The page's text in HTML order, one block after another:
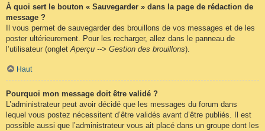
À quoi sert le bouton « Sauvegarder » dans la page de rédaction de
message ?
Il vous permet de sauvegarder des brouillons de vos messages et de les
poster ultérieurement. Pour les recharger, allez dans le panneau de
l’utilisateur (ongletAperçu --> Gestion des brouillons).
Haut
Pourquoi mon message doit être validé ?
L’administrateur peut avoir décidé que les messages du forum dans
lequel vous postez nécessitent d’être validés avant d’être publiés. Il est
possible aussi que l’administrateur vous ait placé dans un groupe dont les